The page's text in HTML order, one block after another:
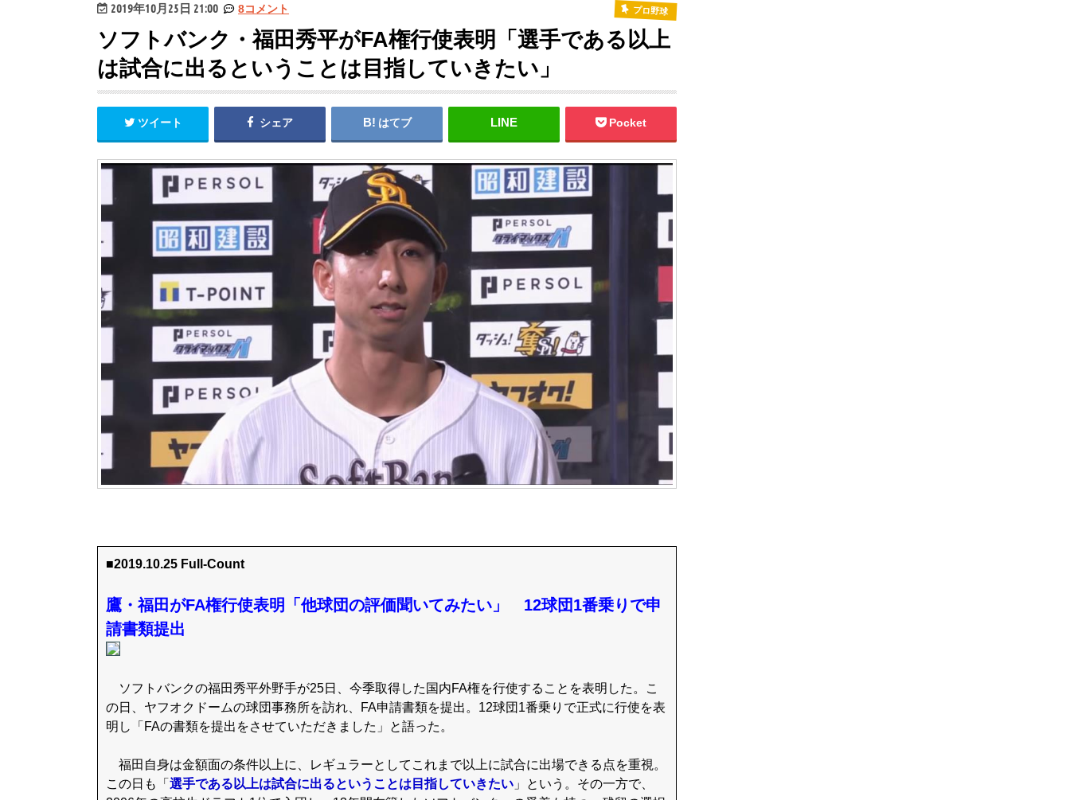
2019年10月25日 21:00 8コメント プロ野球
ソフトバンク・福田秀平がFA権行使表明「選手である以上
は試合に出るということは目指していきたい」
ツイート シェア はてブ Pocket
■2019.10.25 Full-Count
鷹・福田がFA権行使表明「他球団の評価聞いてみたい」 12球団1番乗りで申
請書類提出
ソフトバンクの福田秀平外野手が25日、今季取得した国内FA権を行使することを表明した。こ
の日、ヤフオクドームの球団事務所を訪れ、FA申請書類を提出。12球団1番乗りで正式に行使を表
明し「FAの書類を提出をさせていただきました」と語った。
福田自身は金額面の条件以上に、レギュラーとしてこれまで以上に試合に出場できる点を重視。
この日も「 選手である以上は試合に出るということは目指していきたい 」という。その一方で、